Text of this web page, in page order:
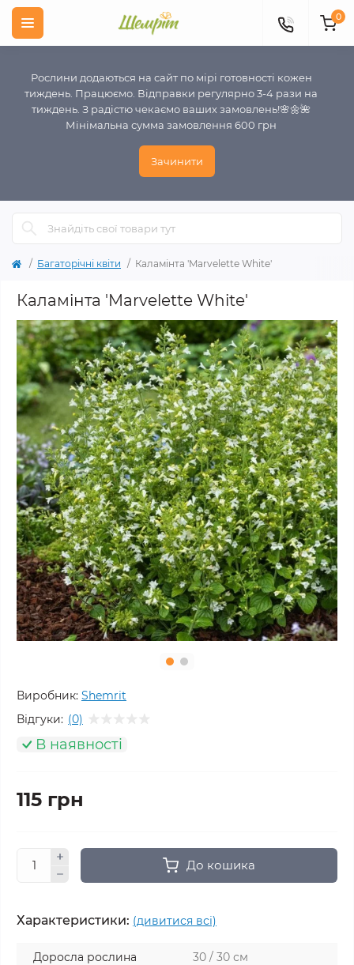
Рослини додаються на сайт по мірі готовності кожен
тиждень. Працюємо. Відправки регулярно 3-4 рази на
тиждень. З радістю чекаємо ваших замовлень!🌸🌼🌺
Мінімальна сумма замовлення 600 грн
Зачинити
0
Багаторічні квіти Каламінта 'Marvelette White'
Каламінта 'Marvelette White'
Виробник: Shemrit
Відгуки: (0)
В наявності
115 грн
До кошика
Характеристики: (дивитися всі)
Доросла рослина
30 / 30 см